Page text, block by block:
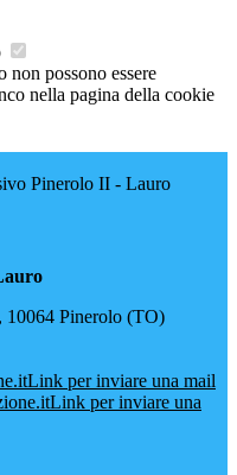
non possono essere
nella pagina della cookie
Pinerolo II - Lauro
10064 Pinerolo (TO)
Link per inviare una mail
Link per inviare una